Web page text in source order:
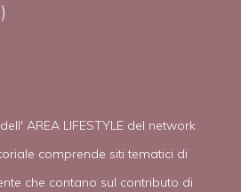
AREA LIFESTYLE del network
comprende siti tematici di
che contano sul contributo di